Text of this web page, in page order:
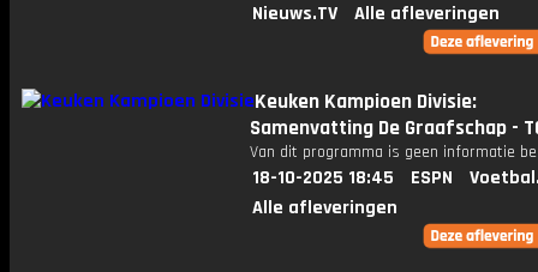
Nieuws.TV
Alle afleveringen
Keuken Kampioen Divisie:
Samenvatting De Graafschap -
Van dit programma is geen informatie
18-10-2025 18:45 ESPN
Alle afleveringen